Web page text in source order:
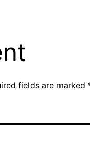
fields are marked